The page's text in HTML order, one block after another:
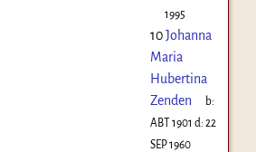
1995
10Johanna
Maria
Hubertina
Zenden
b:
ABT 1901 d: 22
SEP 1960